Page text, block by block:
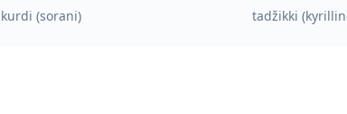
kurdi (sorani) tadžikki